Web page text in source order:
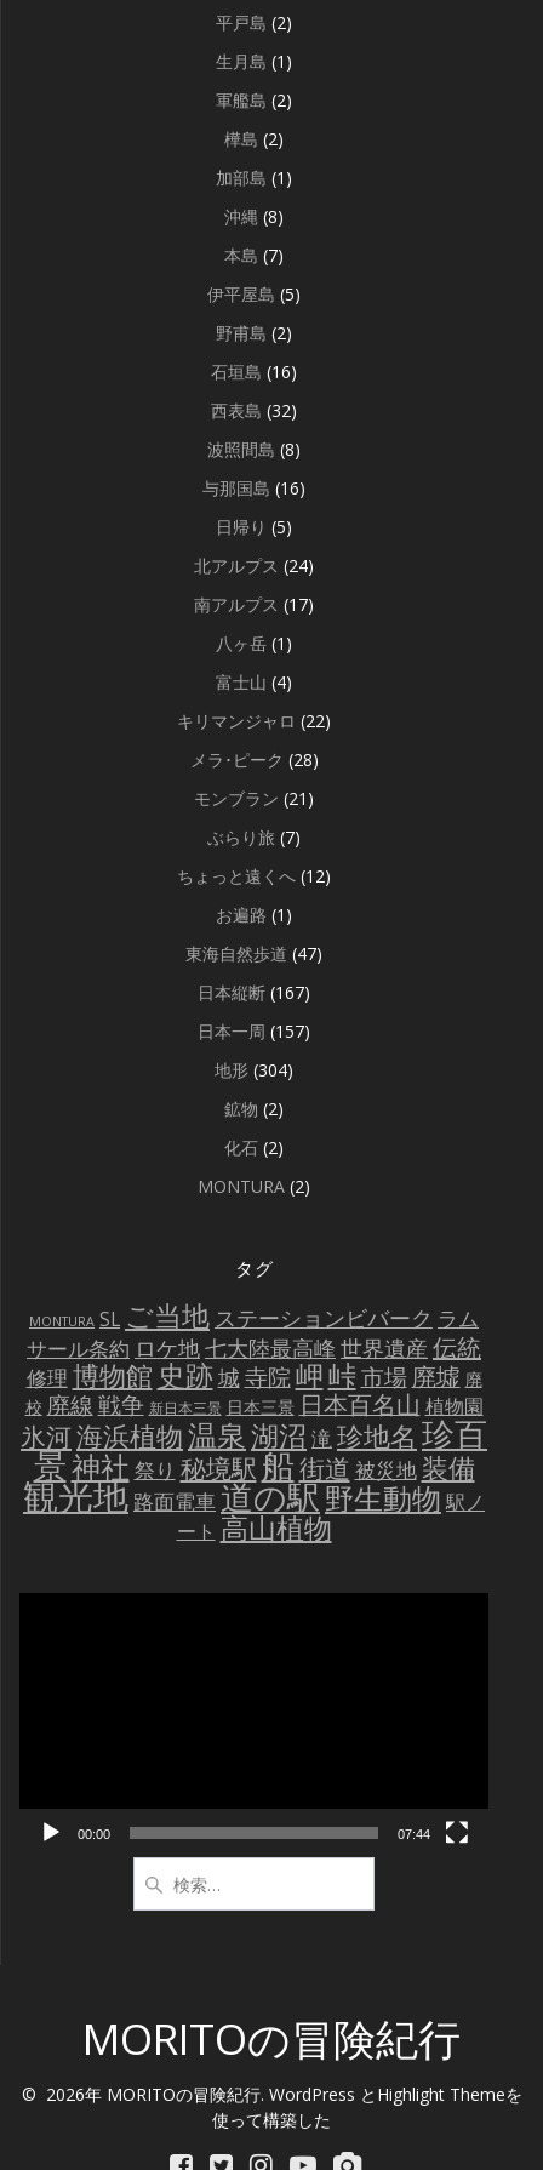
平戸島 (2)
生月島 (1)
軍艦島 (2)
樺島 (2)
加部島 (1)
沖縄 (8)
本島 (7)
伊平屋島 (5)
野甫島 (2)
石垣島 (16)
西表島 (32)
波照間島 (8)
与那国島 (16)
日帰り (5)
北アルプス (24)
南アルプス (17)
八ヶ岳 (1)
富士山 (4)
キリマンジャロ (22)
メラ･ピーク (28)
モンブラン (21)
ぶらり旅 (7)
ちょっと遠くへ (12)
お遍路 (1)
東海自然歩道 (47)
日本縦断 (167)
日本一周 (157)
地形 (304)
鉱物 (2)
化石 (2)
MONTURA (2)
タグ
MONTURA SL ご当地 ステーションビバーク ラム
サール条約 ロケ地七大陸最高峰 世界遺産 伝統
修理 博物館 史跡城寺院岬峠市場 廃墟 廃
校 廃線戦争 新日本三景 日本三景 日本百名山 植物園
氷河海浜植物温泉湖沼 滝珍地名 珍百
景神社 祭り 秘境駅船街道 被災地 装備
観光地 路面電車道の駅野生動物 駅ノ
ート 高山植物
00:00 07:44
索:
MORITOの冒険紀行
© 2026年 MORITOの冒険紀行. WordPress と Highlight Themeを
使って構築した